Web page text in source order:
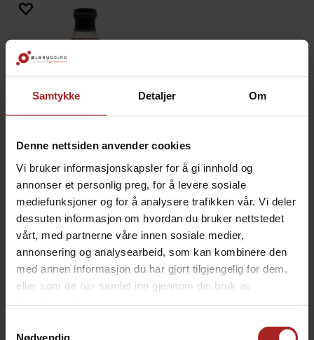
Samtykke Detaljer Om
Denne nettsiden anvender cookies
Vi bruker informasjonskapsler for å gi innhold og
annonser et personlig preg, for å levere sosiale
mediefunksjoner og for å analysere trafikken vår. Vi deler
dessuten informasjon om hvordan du bruker nettstedet
vårt, med partnerne våre innen sosiale medier,
annonsering og analysearbeid, som kan kombinere den
med annen informasjon du har gjort tilgjengelig for dem,
eller som de har samlet inn gjennom din bruk av
Nødvendig
Franklin Vinegar BBQ Sauce 510g
Eddik-kick med søt undertone. BBQ!
169,-
ALTERNATIVER